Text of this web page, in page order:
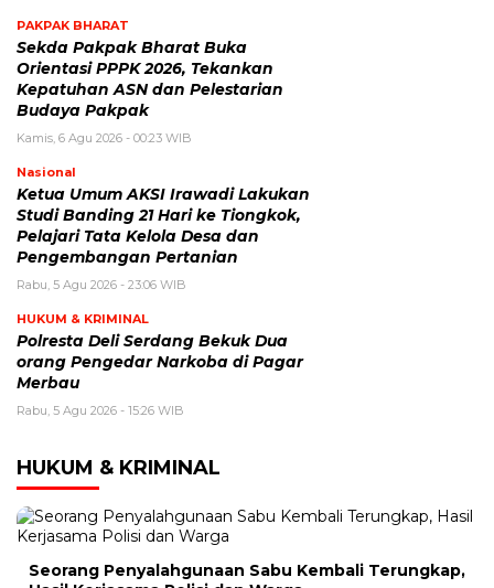
PAKPAK BHARAT
Sekda Pakpak Bharat Buka
Orientasi PPPK 2026, Tekankan
Kepatuhan ASN dan Pelestarian
Budaya Pakpak
Kamis, 6 Agu 2026 - 00:23 WIB
Nasional
Ketua Umum AKSI Irawadi Lakukan
Studi Banding 21 Hari ke Tiongkok,
Pelajari Tata Kelola Desa dan
Pengembangan Pertanian
Rabu, 5 Agu 2026 - 23:06 WIB
HUKUM & KRIMINAL
Polresta Deli Serdang Bekuk Dua
orang Pengedar Narkoba di Pagar
Merbau
Rabu, 5 Agu 2026 - 15:26 WIB
HUKUM & KRIMINAL
Seorang Penyalahgunaan Sabu Kembali Terungkap,